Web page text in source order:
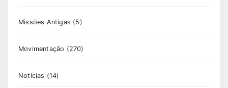
Missões Antigas (5)
Movimentação (270)
Notícias (14)